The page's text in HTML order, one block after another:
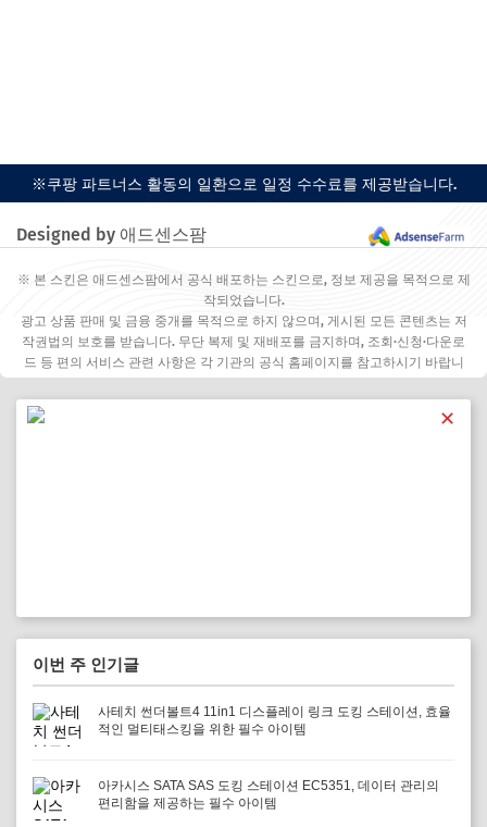
※쿠팡 파트너스 활동의 일환으로 일정 수수료를 제공받습니다.
Designed by 애드센스팜
※ 본 스킨은 애드센스팜에서 공식 배포하는 스킨으로, 정보 제공을 목적으로 제
작되었습니다.
광고 상품 판매 및 금융 중개를 목적으로 하지 않으며, 게시된 모든 콘텐츠는 저
작권법의 보호를 받습니다. 무단 복제 및 재배포를 금지하며, 조회·신청·다운로
드 등 편의 서비스 관련 사항은 각 기관의 공식 홈페이지를 참고하시기 바랍니
✕
이번 주 인기글
사테치 썬더볼트4 11in1 디스플레이 링크 도킹 스테이션, 효율
적인 멀티태스킹을 위한 필수 아이템
아카시스 SATA SAS 도킹 스테이션 EC5351, 데이터 관리의
편리함을 제공하는 필수 아이템